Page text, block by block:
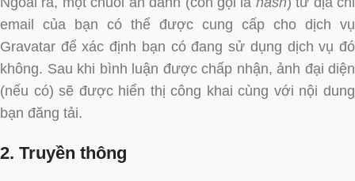
email của bạn có thể được cung cấp cho dịch vụ
Gravatar để xác định bạn có đang sử dụng dịch vụ đó
không. Sau khi bình luận được chấp nhận, ảnh đại diện
(nếu có) sẽ được hiển thị công khai cùng với nội dung
bạn đăng tải.
2. Truyền thông